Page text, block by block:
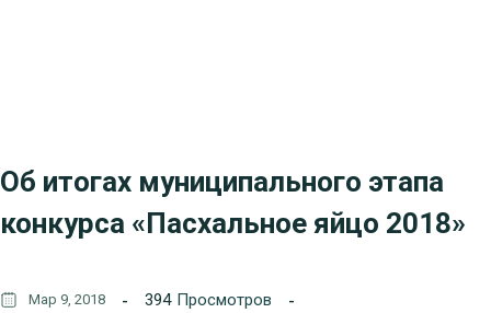
Об итогах муниципального этапа
конкурса «Пасхальное яйцо 2018»
Мар 9, 2018 394 Просмотров